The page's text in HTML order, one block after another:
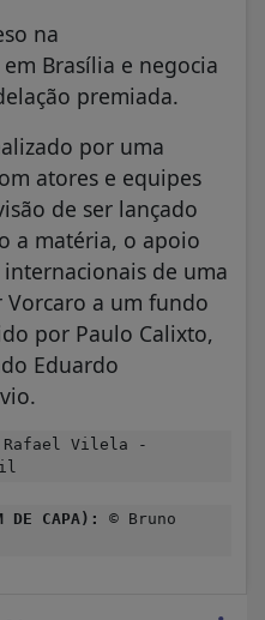
na
Brasília e negocia
premiada.
por uma
atores e equipes
de ser lançado
a matéria, o apoio
de uma
a um fundo
por Paulo Calixto,
Eduardo
Rafael Vilela -
DE CAPA):
© Bruno